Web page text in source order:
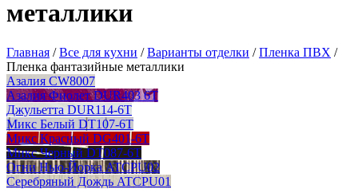
металлики
Главная /Все для кухни /Варианты отделки /Пленка ПВХ /
Пленка фантазийные металлики
Азалия CW8007
Азалия Фиолет DUR403 6T
Джульетта DUR114-6T
Микс Белый DT107-6T
Микс Красный DG401-6T
Микс Черный DT087-6T
Огни Нью-Йорка ATCPU02
Серебряный Дождь ATCPU01